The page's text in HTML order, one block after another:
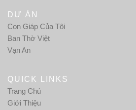
DỰ ÁN
Con Giáp Của Tôi
Ban Thờ Việt
Vạn An
QUICK LINKS
Trang Chủ
Giới Thiệu